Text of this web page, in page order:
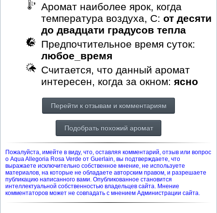
Аромат наиболее ярок, когда
температура воздуха, С: от десяти
до двадцати градусов тепла
Предпочтительное время суток:
любое_время
Считается, что данный аромат
интересен, когда за окном: ясно
Перейти к отзывам и комментариям
Подобрать похожий аромат
Пожалуйста, имейте в виду, что, оставляя комментарий, отзыв или вопрос
о Aqua Allegoria Rosa Verde от Guerlain, вы подтверждаете, что
выражаете исключительно собственное мнение, не используете
материалов, на которые не обладаете авторским правом, и разрешаете
публикацию написанного вами. Опубликованное становится
интеллектуальной собственностью владельцев сайта. Мнение
комментаторов может не совпадать с мнением Администрации сайта.